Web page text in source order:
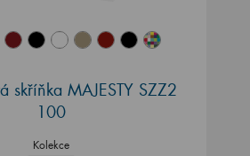
skříňka MAJESTY SZZ2
100
Kolekce